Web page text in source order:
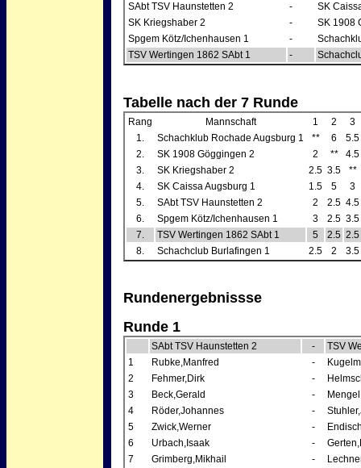
SAbt TSV Haunstetten 2 -
SK
SK Kriegshaber 2
-
SK 1908
Spgem Kötz/Ichenhausen 1
-
TSV Wertingen 1862 SAbt 1
-
Tabelle nach der 7 Runde
Rang Mannschaft 1 2
3
1.
Schachklub Rochade Augsburg 1 ** 6
5.5
2.
SK 1908 Göggingen 2 2 **
4.5
3.
SK Kriegshaber 2 2.5 3.5
**
4.
SK Caissa Augsburg 1 1.5 5
3
5.
SAbt TSV Haunstetten 2 2 2.5 4.5
6.
Spgem Kötz/Ichenhausen 1 3 2.5 3.5
7.
TSV Wertingen 1862 SAbt 1 5 2.5 2.5
8.
Schachclub Burlafingen 1 2.5 2 3.5
Rundenergebnissse
Runde 1
SAbt TSV Haunstetten 2 -
TSV
1
Rubke,Manfred -
2
Fehmer,Dirk -
3
Beck,Gerald -
4
Röder,Johannes -
5
Zwick,Werner -
6
Urbach,Isaak -
7
Grimberg,Mikhail -